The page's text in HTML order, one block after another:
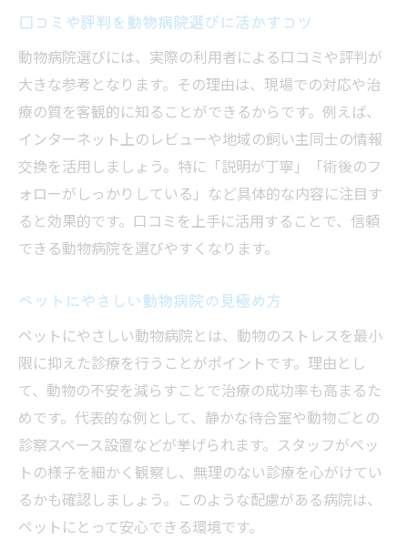
口コミや評判を動物病院選びに活かすコツ
動物病院選びには、実際の利用者による口コミや評判が
大きな参考となります。その理由は、現場での対応や治
療の質を客観的に知ることができるからです。例えば、
インターネット上のレビューや地域の飼い主同士の情報
交換を活用しましょう。特に「説明が丁寧」「術後のフ
ォローがしっかりしている」など具体的な内容に注目す
ると効果的です。口コミを上手に活用することで、信頼
できる動物病院を選びやすくなります。
ペットにやさしい動物病院の見極め方
ペットにやさしい動物病院とは、動物のストレスを最小
限に抑えた診療を行うことがポイントです。理由とし
て、動物の不安を減らすことで治療の成功率も高まるた
めです。代表的な例として、静かな待合室や動物ごとの
診察スペース設置などが挙げられます。スタッフがペッ
トの様子を細かく観察し、無理のない診療を心がけてい
るかも確認しましょう。このような配慮がある病院は、
ペットにとって安心できる環境です。